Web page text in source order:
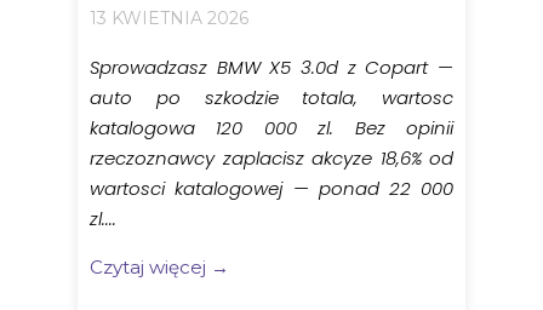
13 KWIETNIA 2026
Sprowadzasz BMW X5 3.0d z Copart —
auto po szkodzie totala, wartosc
katalogowa 120 000 zl. Bez opinii
rzeczoznawcy zaplacisz akcyze 18,6% od
wartosci katalogowej — ponad 22 000
zl....
Czytaj więcej →